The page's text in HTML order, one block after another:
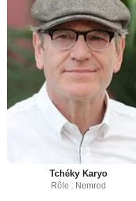
Tchéky Karyo
Rôle : Nemrod